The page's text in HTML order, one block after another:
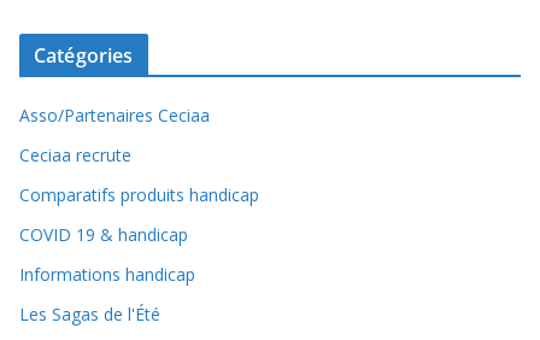
Catégories
Asso/Partenaires Ceciaa
Ceciaa recrute
Comparatifs produits handicap
COVID 19 & handicap
Informations handicap
Les Sagas de l'Été